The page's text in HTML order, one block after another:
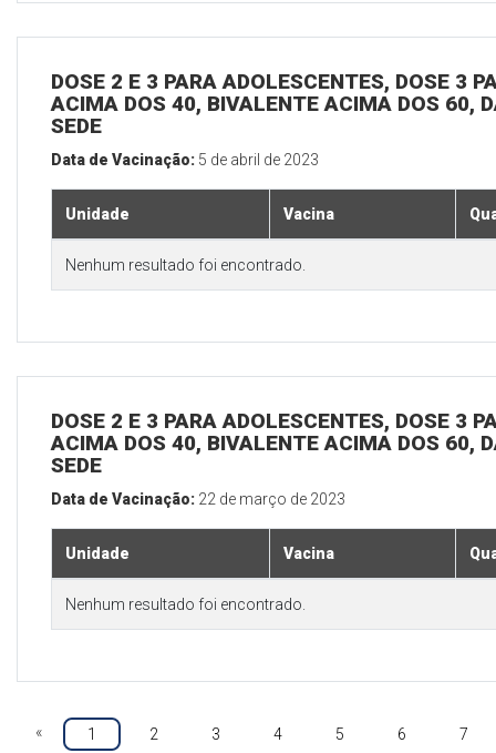
DOSE 2 E 3 PARA ADOLESCENTES, DOSE 3
ACIMA DOS 40, BIVALENTE ACIMA DOS 60,
SEDE
Data de Vacinação: 5 de abril de 2023
Unidade Vacina
Nenhum resultado foi encontrado.
DOSE 2 E 3 PARA ADOLESCENTES, DOSE 3
ACIMA DOS 40, BIVALENTE ACIMA DOS 60,
SEDE
Data de Vacinação: 22 de março de 2023
Unidade Vacina
Nenhum resultado foi encontrado.
« 1 2 3 4 5 6 7